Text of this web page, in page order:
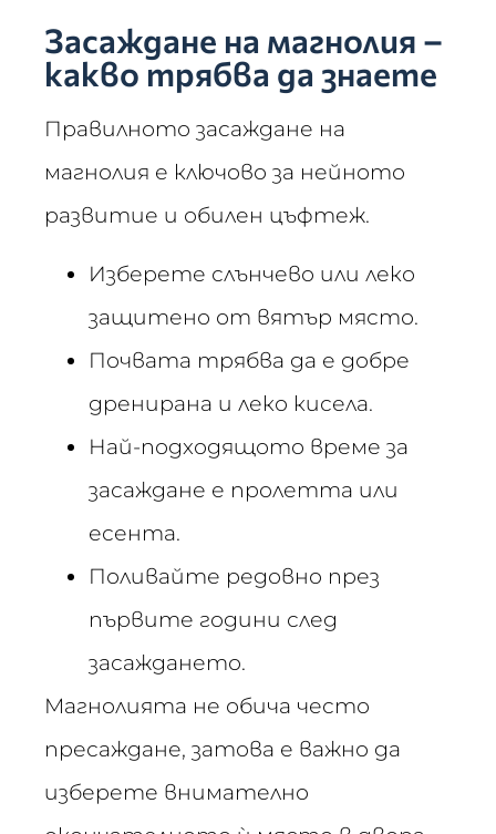
Засаждане на магнолия –
какво трябва да знаете
Правилното засаждане на
магнолия е ключово за нейното
развитие и обилен цъфтеж.
Изберете слънчево или леко
защитено от вятър място.
Почвата трябва да е добре
дренирана и леко кисела.
Най-подходящото време за
засаждане е пролетта или
есента.
Поливайте редовно през
първите години след
засаждането.
Магнолията не обича често
пресаждане, затова е важно да
изберете внимателно